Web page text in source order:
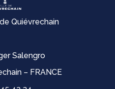
Quiévrechain
Salengro
– FRANCE